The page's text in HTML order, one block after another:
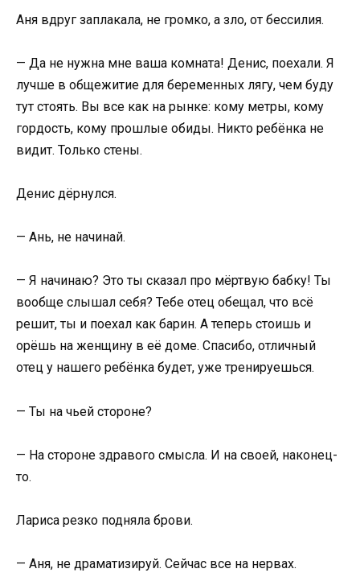
Аня вдруг заплакала, не громко, а зло, от бессилия.
— Да не нужна мне ваша комната! Денис, поехали. Я
лучше в общежитие для беременных лягу, чем буду
тут стоять. Вы все как на рынке: кому метры, кому
гордость, кому прошлые обиды. Никто ребёнка не
видит. Только стены.
Денис дёрнулся.
— Ань, не начинай.
— Я начинаю? Это ты сказал про мёртвую бабку! Ты
вообще слышал себя? Тебе отец обещал, что всё
решит, ты и поехал как барин. А теперь стоишь и
орёшь на женщину в её доме. Спасибо, отличный
отец у нашего ребёнка будет, уже тренируешься.
— Ты на чьей стороне?
— На стороне здравого смысла. И на своей, наконец-
то.
Лариса резко подняла брови.
— Аня, не драматизируй. Сейчас все на нервах.